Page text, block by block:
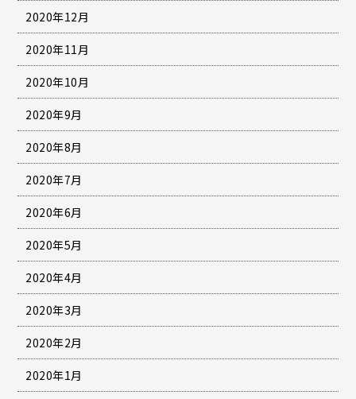
2020年12月
2020年11月
2020年10月
2020年9月
2020年8月
2020年7月
2020年6月
2020年5月
2020年4月
2020年3月
2020年2月
2020年1月